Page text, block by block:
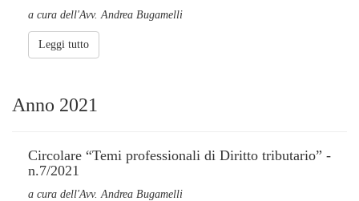
a cura dell'Avv. Andrea Bugamelli
Leggi tutto
Anno 2021
Circolare “Temi professionali di Diritto tributario” -
n.7/2021
a cura dell'Avv. Andrea Bugamelli